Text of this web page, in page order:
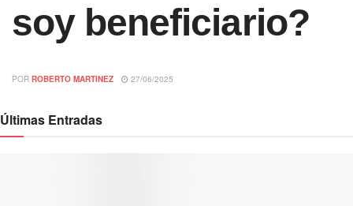
soy beneficiario?
POR ROBERTO MARTINEZ 27/06/2025
Últimas Entradas